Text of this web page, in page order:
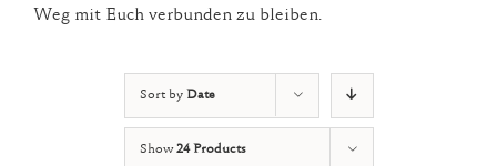
Weg mit Euch verbunden zu bleiben.
Sort by Date
Show24 Products